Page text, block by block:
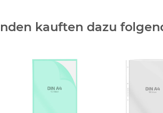
kauften dazu